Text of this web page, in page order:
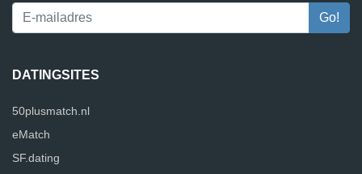
DATINGSITES
50plusmatch.nl
eMatch
SF.dating